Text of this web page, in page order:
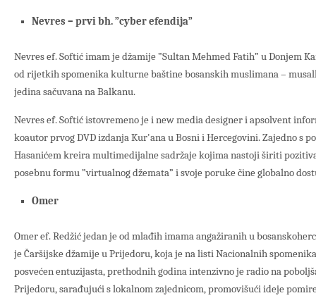
Nevres – prvi bh. ”cyber efendija”
Nevres ef. Softić imam je džamije ”Sultan Mehmed Fatih” u Donjem
od rijetkih spomenika kulturne baštine bosanskih muslimana –
jedina sačuvana na Balkanu.
Nevres ef. Softić istovremeno je i new media designer i apsolvent
koautor prvog DVD izdanja Kur'ana u Bosni i Hercegovini. Zajedno s
Hasanićem kreira multimedijalne sadržaje kojima nastoji širiti
posebnu formu ”virtualnog džemata” i svoje poruke čine globalno
Omer
Omer ef. Redžić jedan je od mlađih imama angažiranih u
je Čaršijske džamije u Prijedoru, koja je na listi Nacionalnih
posvećen entuzijasta, prethodnih godina intenzivno je radio na
Prijedoru, sarađujući s lokalnom zajednicom, promovišući ideje